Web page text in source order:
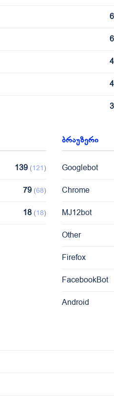
6
6
4
4
3
3
139 (121)
79 (68)
18 (18)
ბრაუზერი
Googlebot
Chrome
MJ12bot
Other
Firefox
FacebookBot
Android